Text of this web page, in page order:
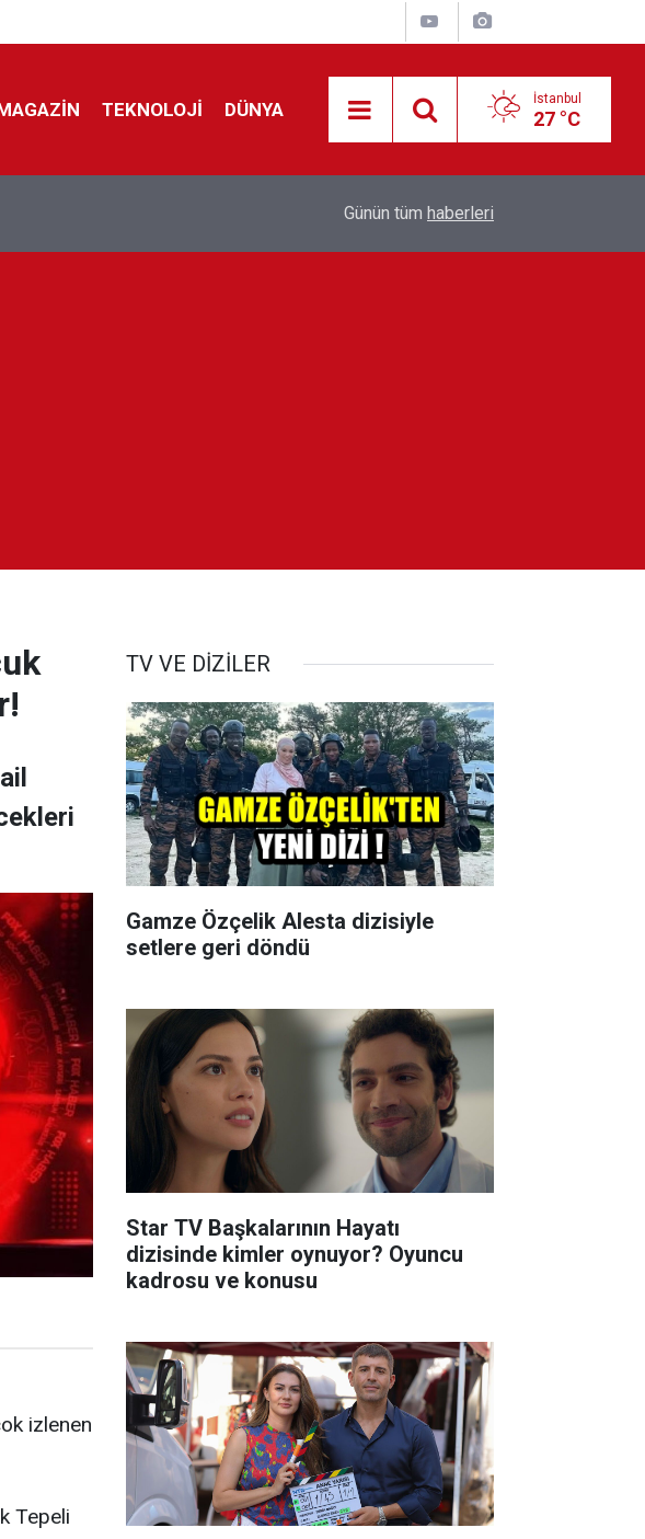
TEKNOLOJİ DÜNYA İstanbul
27 °C
ile anlaştı!
Feridun Düzağaç sahnelere ara verdi: ''En az
Günün tüm haberleri
izlenen
Tepeli
TV VE DİZİLER
Gamze Özçelik Alesta dizisiyle
setlere geri döndü
Star TV Başkalarının Hayatı
dizisinde kimler oynuyor? Oyuncu
kadrosu ve konusu